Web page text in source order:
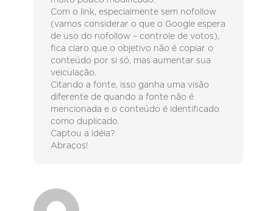
Com o link, especialmente sem nofollow
(vamos considerar o que o Google espera
de uso do nofollow – controle de votos),
fica claro que o objetivo não é copiar o
conteúdo por si só, mas aumentar sua
veiculação.
Citando a fonte, isso ganha uma visão
diferente de quando a fonte não é
mencionada e o conteúdo é identificado
como duplicado.
Captou a idéia?
Abraços!